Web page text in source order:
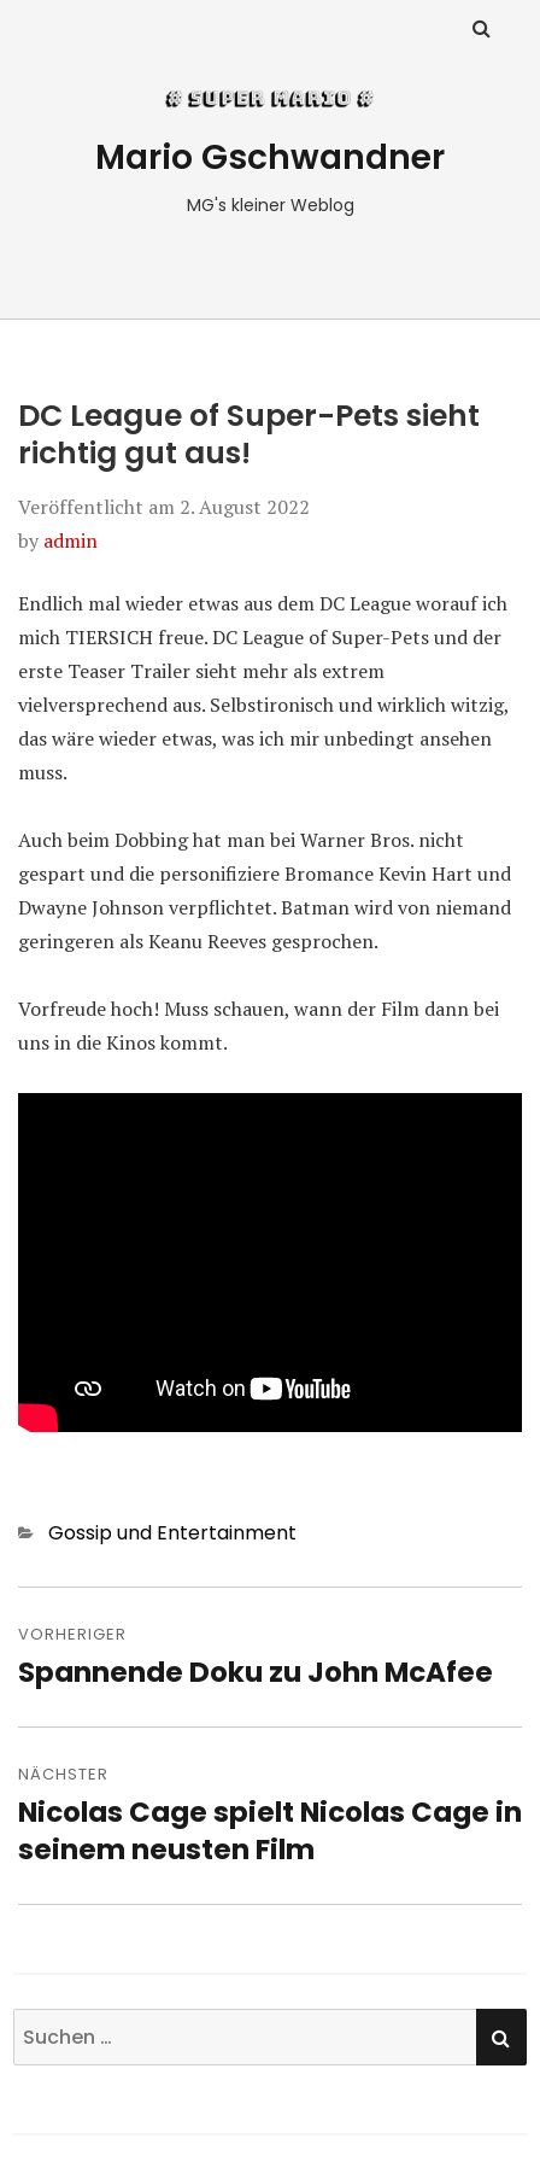
Mario Gschwandner
MG's kleiner Weblog
DC League of Super-Pets sieht
richtig gut aus!
Veröffentlicht am 2. August 2022
by admin
Endlich mal wieder etwas aus dem DC League worauf ich
mich TIERSICH freue. DC League of Super-Pets und der
erste Teaser Trailer sieht mehr als extrem
vielversprechend aus. Selbstironisch und wirklich witzig,
das wäre wieder etwas, was ich mir unbedingt ansehen
muss.
Auch beim Dobbing hat man bei Warner Bros. nicht
gespart und die personifiziere Bromance Kevin Hart und
Dwayne Johnson verpflichtet. Batman wird von niemand
geringeren als Keanu Reeves gesprochen.
Vorfreude hoch! Muss schauen, wann der Film dann bei
uns in die Kinos kommt.
Kategorien
Gossip und Entertainment
VORHERIGER
Vorheriger
Spannende Doku zu John McAfee
NÄCHSTER
Nächster
Beitrag:
Nicolas Cage spielt Nicolas Cage in
seinem neusten Film
Suchen
nach: